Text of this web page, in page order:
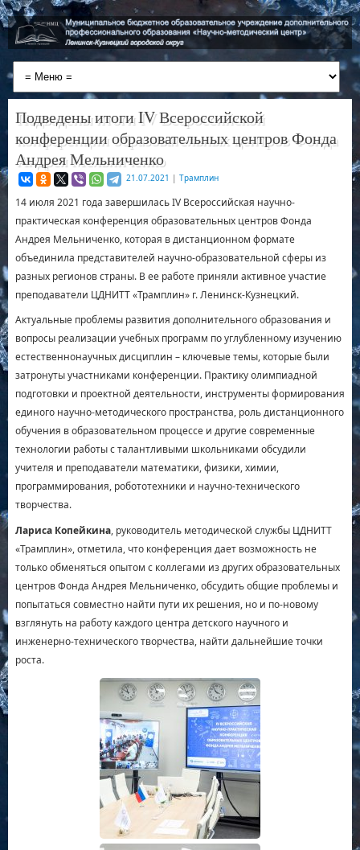
Подведены итоги IV Всероссийской
конференции образовательных центров Фонда
Андрея Мельниченко
21.07.2021 | Трамплин
14 июля 2021 года завершилась IV Всероссийская научно-
практическая конференция образовательных центров Фонда
Андрея Мельниченко, которая в дистанционном формате
объединила представителей научно-образовательной сферы из
разных регионов страны. В ее работе приняли активное участие
преподаватели ЦДНИТТ «Трамплин» г. Ленинск-Кузнецкий.
Актуальные проблемы развития дополнительного образования и
вопросы реализации учебных программ по углубленному изучению
естественнонаучных дисциплин – ключевые темы, которые были
затронуты участниками конференции. Практику олимпиадной
подготовки и проектной деятельности, инструменты формирования
единого научно-методического пространства, роль дистанционного
обучения в образовательном процессе и другие современные
технологии работы с талантливыми школьниками обсудили
учителя и преподаватели математики, физики, химии,
программирования, робототехники и научно-технического
творчества.
Лариса Копейкина, руководитель методической службы ЦДНИТТ
«Трамплин», отметила, что конференция дает возможность не
только обменяться опытом с коллегами из других образовательных
центров Фонда Андрея Мельниченко, обсудить общие проблемы и
попытаться совместно найти пути их решения, но и по-новому
взглянуть на работу каждого центра детского научного и
инженерно-технического творчества, найти дальнейшие точки
роста.